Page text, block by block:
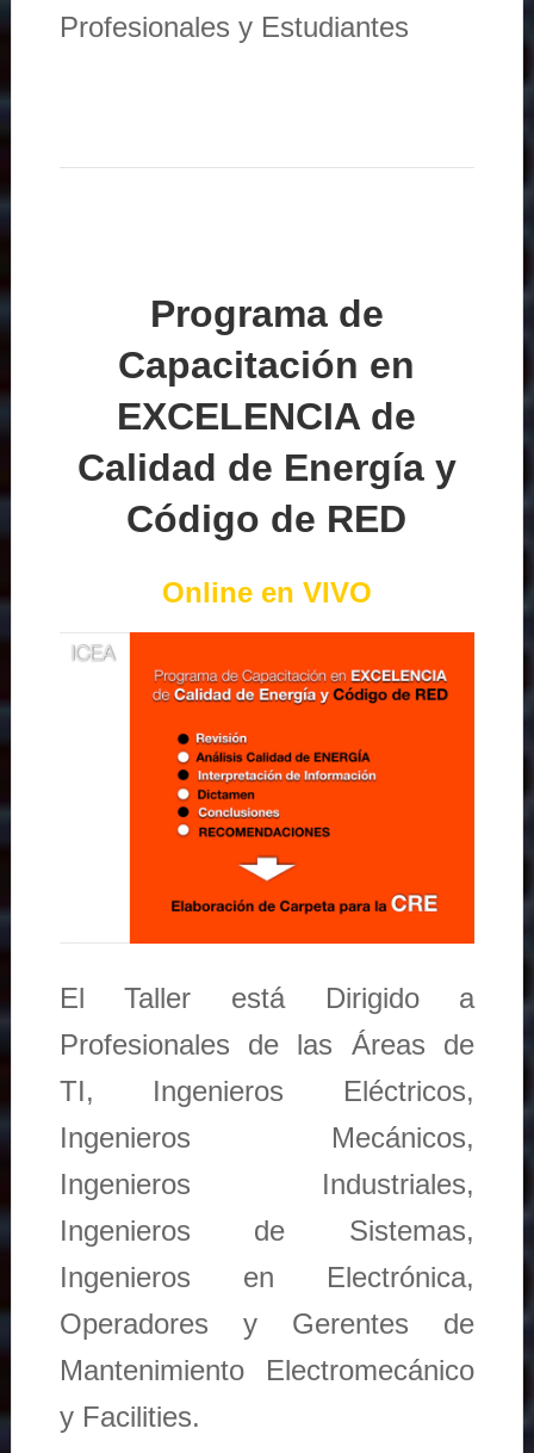
Profesionales y Estudiantes
Programa de
Capacitación en
EXCELENCIA de
Calidad de Energía y
Código de RED
Online en VIVO
El Taller está Dirigido a
Profesionales de las Áreas de
TI, Ingenieros Eléctricos,
Ingenieros Mecánicos,
Ingenieros Industriales,
Ingenieros de Sistemas,
Ingenieros en Electrónica,
Operadores y Gerentes de
Mantenimiento Electromecánico
y Facilities.